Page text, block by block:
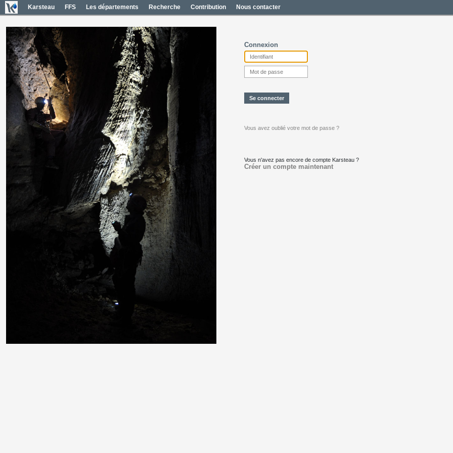
Karsteau FFS Les départements Recherche Contribution Nous contacter
Connexion
Vous avez oublié votre mot de passe ?
Vous n'avez pas encore de compte Karsteau ?
Créer un compte maintenant